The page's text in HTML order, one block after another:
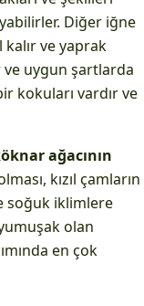
Diğer iğne
ve yaprak
ve uygun şartlarda
kokuları vardır ve
ağacının
kızıl çamların
soğuk iklimlere
olan
en çok